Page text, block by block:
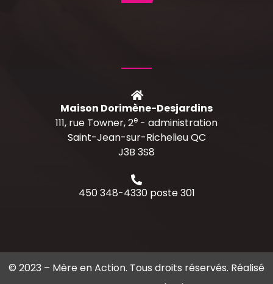
Maison Dorimène-Desjardins
111, rue Towner, 2e - administration
Saint-Jean-sur-Richelieu QC
J3B 3S8
450 348-4330 poste 301
© 2023 – Mère en Action. Tous droits réservés. Réalisé